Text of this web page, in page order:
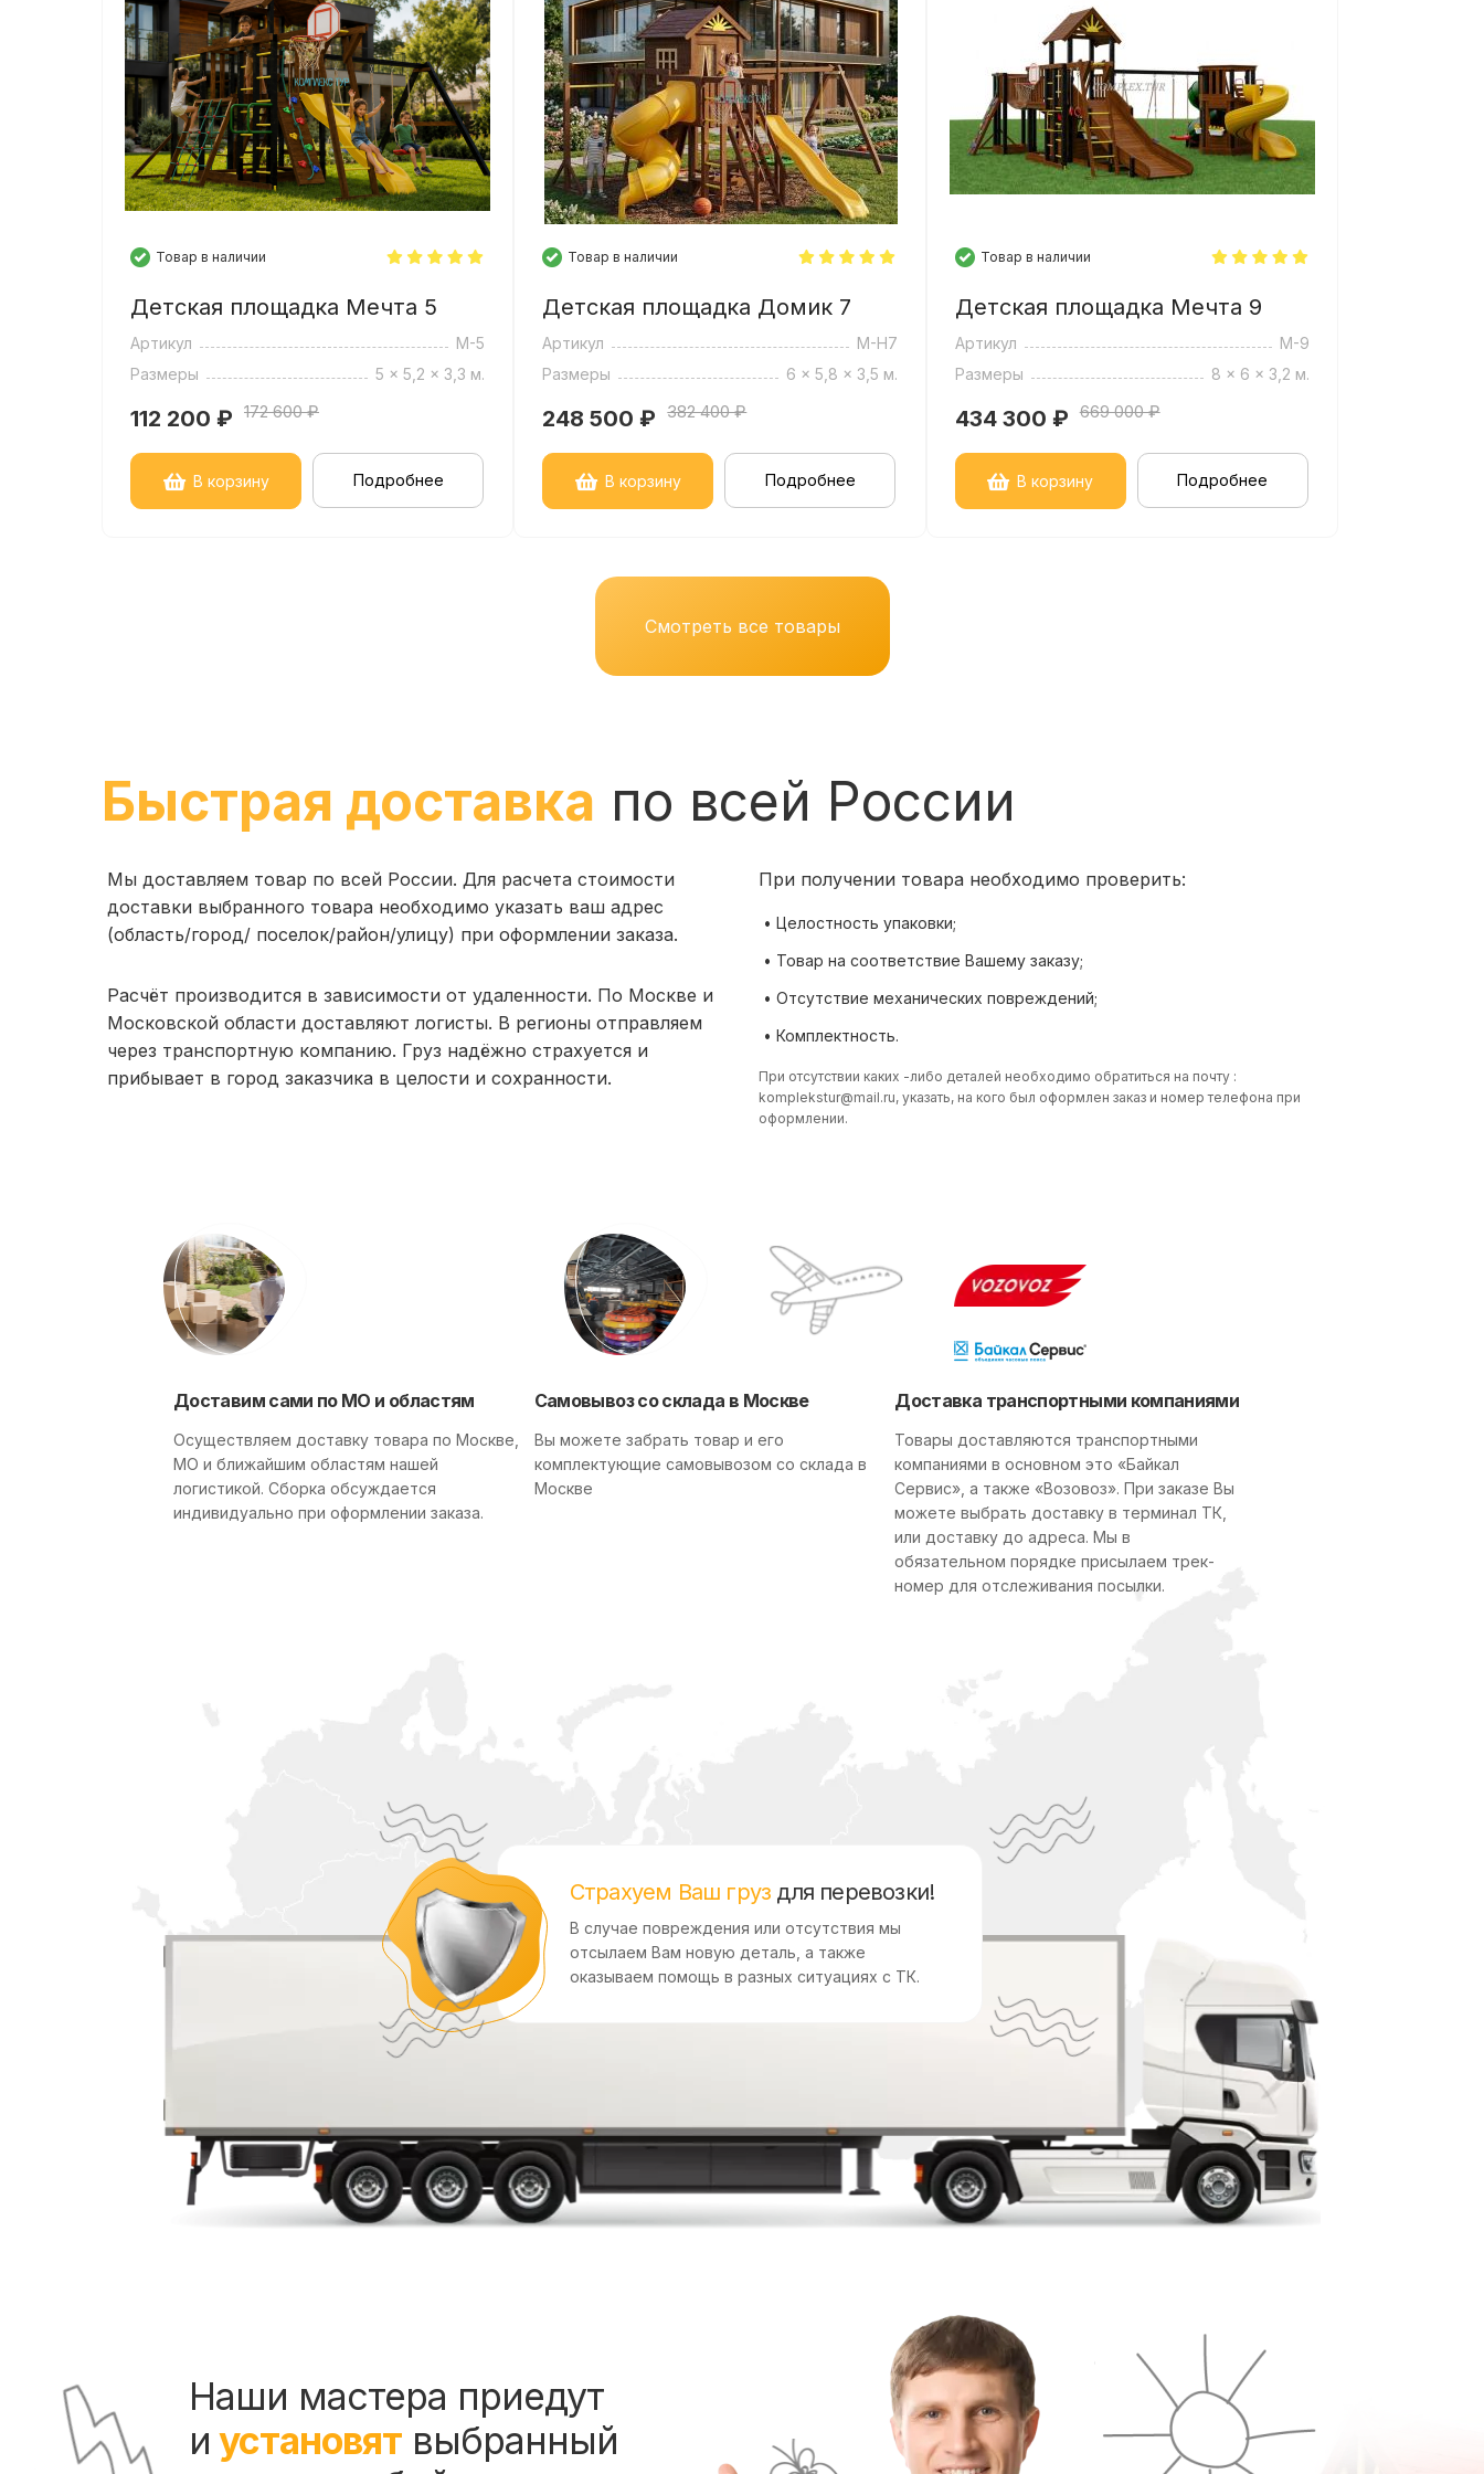
(Серия 2)
Товар в наличии
Детская площадка Мечта 5
Артикул
М-5
Размеры
5 x 5,2 x 3,3 м.
112 200 ₽ 172 600 ₽
В корзину Подробнее
Товар в наличии
Детская площадка Домик 7
Артикул
M-H7
Размеры
6 x 5,8 x 3,5 м.
248 500 ₽ 382 400 ₽
В корзину Подробнее
Товар в наличии
Детская площадка Мечта 9
Артикул
М-9
Размеры
8 x 6 x 3,2 м.
434 300 ₽ 669 000 ₽
В корзину Подробнее
Смотреть все товары
Быстрая доставка по всей России
Мы доставляем товар по всей России. Для расчета стоимости
доставки выбранного товара необходимо указать ваш адрес
(область/город/ поселок/район/улицу) при оформлении заказа.
Расчёт производится в зависимости от удаленности. По Москве и
Московской области доставляют логисты. В регионы отправляем
через транспортную компанию. Груз надёжно страхуется и
прибывает в город заказчика в целости и сохранности.
При получении товара необходимо проверить:
• Целостность упаковки;
• Товар на соответствие Вашему заказу;
• Отсутствие механических повреждений;
• Комплектность.
При отсутствии каких -либо деталей необходимо обратиться на почту :
komplekstur@mail.ru, указать, на кого был оформлен заказ и номер телефона при
оформлении.
Страхуем Ваш груз для перевозки!
В случае повреждения или отсутствия мы
отсылаем Вам новую деталь, а также
оказываем помощь в разных ситуациях с ТК.
Доставим сами по МО и областям
Осуществляем доставку товара по Москве,
МО и ближайшим областям нашей
логистикой. Сборка обсуждается
индивидуально при оформлении заказа.
Самовывоз со склада в Москве
Вы можете забрать товар и его
комплектующие самовывозом со склада в
Москве
Доставка транспортными компаниями
Товары доставляются транспортными
компаниями в основном это «Байкал
Сервис», а также «Возовоз». При заказе Вы
можете выбрать доставку в терминал ТК,
или доставку до адреса. Мы в
обязательном порядке присылаем трек-
номер для отслеживания посылки.
Наши мастера приедут
и установятвыбранный